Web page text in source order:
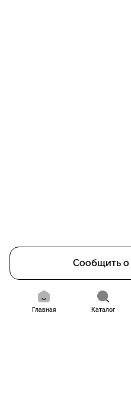
Сообщить о
Главная Каталог